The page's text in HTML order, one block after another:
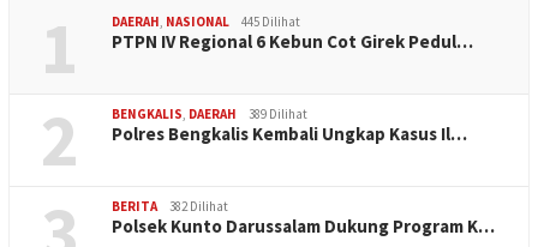
1 DAERAH NASIONAL 445 Dilihat
PTPN IV Regional 6 Kebun Cot Girek Pedul…
2 BENGKALIS DAERAH 389 Dilihat
Polres Bengkalis Kembali Ungkap Kasus Il…
BERITA 382 Dilihat
Polsek Kunto Darussalam Dukung Program K…